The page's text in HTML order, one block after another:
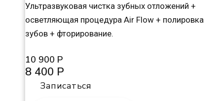
Ультразвуковая чистка зубных отложений +
осветляющая процедура Air Flow + полировка
зубов + фторирование.
10 900 Р
8 400 Р
Записаться